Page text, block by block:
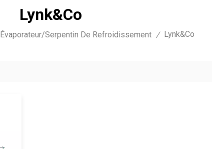
Lynk&Co
Évaporateur/serpentin De Refroidissement / Lynk&Co